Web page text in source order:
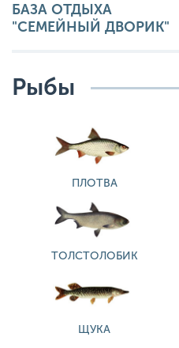
БАЗА ОТДЫХА
"СЕМЕЙНЫЙ ДВОРИК"
Рыбы
ПЛОТВА
ТОЛСТОЛОБИК
ЩУКА